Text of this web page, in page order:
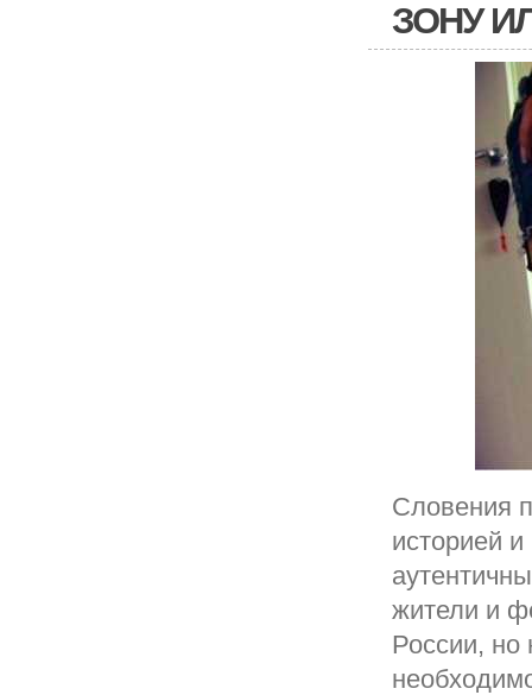
ЗОНУ
Словения
историей
жители и
России, но